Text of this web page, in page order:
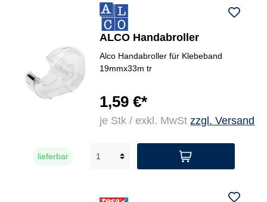
ALCO Handabroller
Alco Handabroller für Klebeband
19mmx33m tr
1,59 €*
je Stk / exkl. MwStzzgl. Versand
lieferbar